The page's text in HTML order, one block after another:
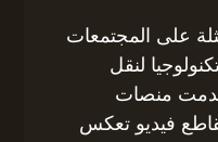
على المجتمعات
لنقل
منصات
فيديو تعكس